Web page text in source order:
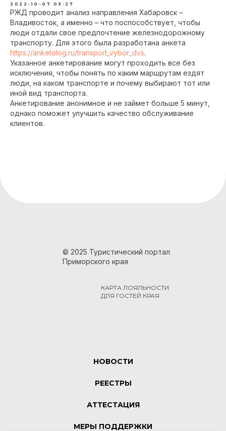
2022-10-07 03:27
РЖД проводит анализ направления Хабаровск –
Владивосток, а именно – что поспособствует, чтобы
люди отдали свое предпочтение железнодорожному
транспорту. Для этого была разработана анкета
https://anketolog.ru/transport_vybor_dvs.
Указанное анкетирование могут проходить все без
исключения, чтобы понять по каким маршрутам ездят
люди, на каком транспорте и почему выбирают тот или
иной вид транспорта.
Анкетирование анонимное и не займет больше 5 минут,
однако поможет улучшить качество обслуживание
клиентов.
© 2025 Туристический портал
Приморского края
КАРТА ЛОЯЛЬНОСТИ
ДЛЯ ГОСТЕЙ КРАЯ
НОВОСТИ
РЕЕСТРЫ
АТТЕСТАЦИЯ
МЕРЫ ПОДДЕРЖКИ